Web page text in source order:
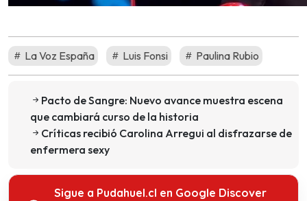
La Voz España Luis Fonsi Paulina Rubio
Pacto de Sangre: Nuevo avance muestra escena
que cambiará curso de la historia
Críticas recibió Carolina Arregui al disfrazarse de
enfermera sexy
Sigue a Pudahuel.cl en Google Discover